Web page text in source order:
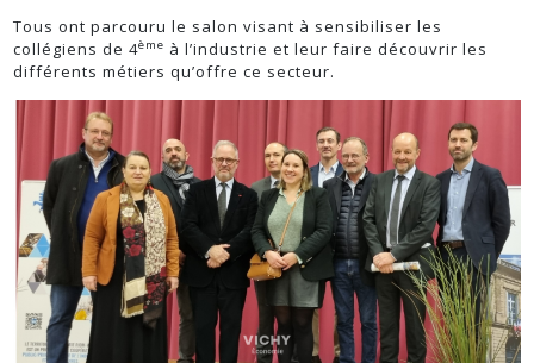
Tous ont parcouru le salon visant à sensibiliser les
collégiens de 4ème à l’industrie et leur faire découvrir les
différents métiers qu’offre ce secteur.